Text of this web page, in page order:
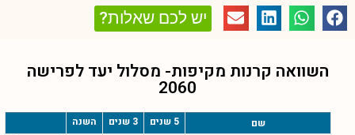
יש לכם שאלות?
השוואה קרנות מקיפות- מסלול יעד לפרישה
2060
שם 5 שנים 3 שנים
השנה